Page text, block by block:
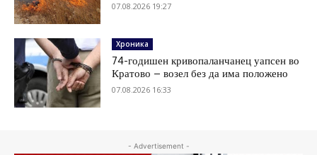
07.08.2026 19:27
Хроника
74-годишен кривопаланчанец уапсен во
Кратово – возел без да има положено
07.08.2026 16:33
- Advertisement -